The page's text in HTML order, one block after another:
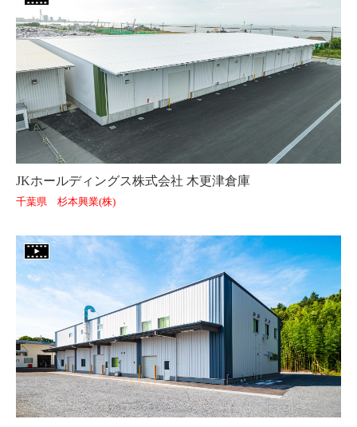
JKホールディングス株式会社 木更津倉庫
千葉県 杉本興業(株)